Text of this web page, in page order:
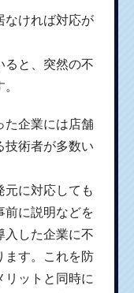
なければ対応が
ると、突然の不
た企業には店舗
技術者が多数い
元に対応しても
前に説明などを
入した企業に不
ます。これを防
リットと同時に